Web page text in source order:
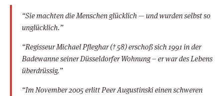
“Sie machten die Menschen glücklich — und wurden selbst so
unglücklich.”
“Regisseur Michael Pfleghar († 58) erschoß sich 1991 in der
Badewanne seiner Düsseldorfer Wohnung – er war des Lebens
überdrüssig.”
“Im November 2005 erlitt Peer Augustinski einen schweren